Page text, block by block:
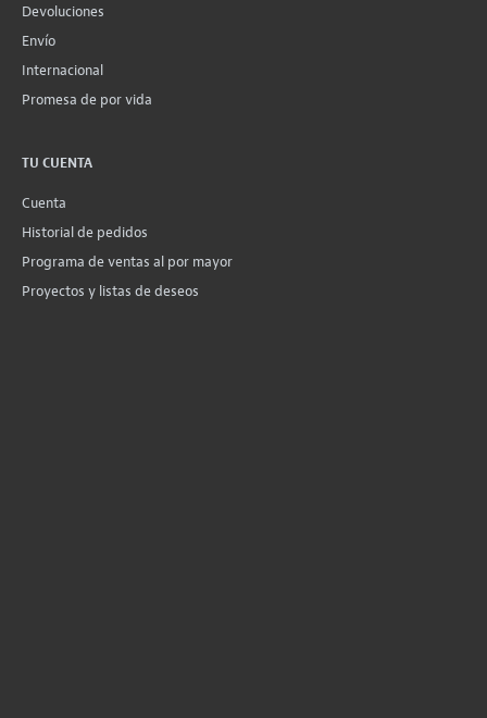
Devoluciones
Envío
Internacional
Promesa de por vida
TU CUENTA
Cuenta
Historial de pedidos
Programa de ventas al por mayor
Proyectos y listas de deseos